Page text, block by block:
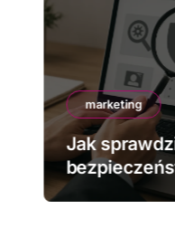
marketing
Jak
strony